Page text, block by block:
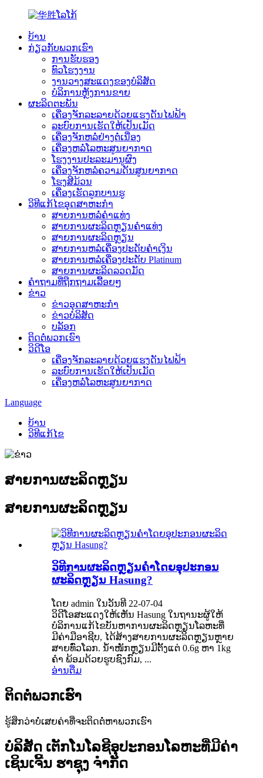
ບ້ານ
ກ່ຽວກັບພວກເຮົາ
ການຮັບຮອງ
ທົວໂຮງງານ
ງານວາງສະແດງຂອງບໍລິສັດ
ບໍລິການຫຼັງການຂາຍ
ຜະລິດຕະພັນ
ເຄື່ອງຈັກລະລາຍດ້ວຍແຮງດັນໄຟຟ້າ
ລະບົບການເຮັດໃຫ້ເປັນເມັດ
ເຄື່ອງຈັກຫລໍ່ຢ່າງຕໍ່ເນື່ອງ
ເຄື່ອງຫລໍ່ໂລຫະສູນຍາກາດ
ໂຮງງານປະລະມານູຜົງ
ເຄື່ອງຈັກຫລໍ່ຄວາມດັນສູນຍາກາດ
ໂຮງສີມ້ວນ
ເຄື່ອງເຮັດລູກບານຮູ
ວິທີແກ້ໄຂອຸດສາຫະກໍາ
ສາຍການຫລໍ່ຄຳແທ່ງ
ສາຍການຜະລິດຫຼຽນຄຳແທ່ງ
ສາຍການຜະລິດຫຼຽນ
ສາຍການຫລໍ່ເຄື່ອງປະດັບຄຳເງິນ
ສາຍການຫລໍ່ເຄື່ອງປະດັບ Platinum
ສາຍການຜະລິດລວດມັດ
ຄຳຖາມທີ່ຖືກຖາມເລື້ອຍໆ
ຂ່າວ
ຂ່າວອຸດສາຫະກຳ
ຂ່າວບໍລິສັດ
ບລັອກ
ຕິດຕໍ່ພວກເຮົາ
ວິດີໂອ
ເຄື່ອງຈັກລະລາຍດ້ວຍແຮງດັນໄຟຟ້າ
ລະບົບການເຮັດໃຫ້ເປັນເມັດ
ເຄື່ອງຫລໍ່ໂລຫະສູນຍາກາດ
Language
ບ້ານ
ວິທີແກ້ໄຂ
ສາຍການຜະລິດຫຼຽນ
ສາຍການຜະລິດຫຼຽນ
ວິທີການຜະລິດຫຼຽນຄຳໂດຍອຸປະກອນ
ຜະລິດຫຼຽນ Hasung?
ໂດຍ admin ໃນວັນທີ 22-07-04
ວິດີໂອສະແດງໃຫ້ເຫັນ Hasung ໃນຖານະຜູ້ໃຫ້
ບໍລິການແກ້ໄຂບັນຫາການຜະລິດຫຼຽນໂລຫະທີ່
ມີຄ່າມືອາຊີບ, ໄດ້ສ້າງສາຍການຜະລິດຫຼຽນຫຼາຍ
ສາຍທົ່ວໂລກ. ນ້ຳໜັກຫຼຽນມີຕັ້ງແຕ່ 0.6g ຫາ 1kg
ຄຳ ພ້ອມດ້ວຍຮູບຊົງກົມ, ...
ອ່ານຕື່ມ
ຕິດຕໍ່ພວກເຮົາ
ຮູ້ສຶກວ່າບໍ່ເສຍຄ່າທີ່ຈະຕິດຕໍ່ຫາພວກເຮົາ
ບໍລິສັດ ເຕັກໂນໂລຊີອຸປະກອນໂລຫະທີ່ມີຄ່າ
ເຊິນເຈີ້ນ ຮາຊຸງ ຈຳກັດ